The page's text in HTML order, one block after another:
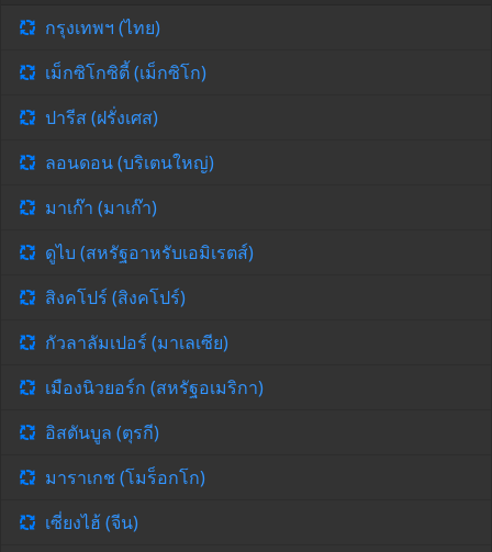
กรุงเทพฯ (ไทย)
เม็กซิโกซิตี้ (เม็กซิโก)
ปารีส (ฝรั่งเศส)
ลอนดอน (บริเตนใหญ่)
มาเก๊า (มาเก๊า)
ดูไบ (สหรัฐอาหรับเอมิเรตส์)
สิงคโปร์ (สิงคโปร์)
กัวลาลัมเปอร์ (มาเลเซีย)
เมืองนิวยอร์ก (สหรัฐอเมริกา)
อิสตันบูล (ตุรกี)
มาราเกช (โมร็อกโก)
เซี่ยงไฮ้ (จีน)